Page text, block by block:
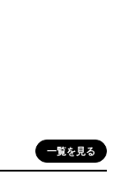
一覧を見る